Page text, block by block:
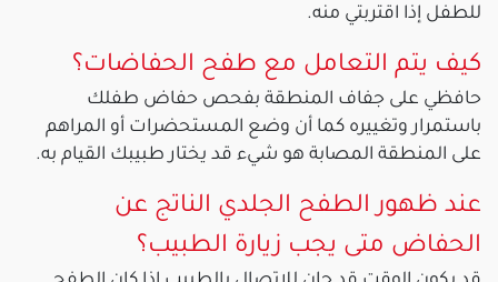
للطفل إذا اقتربتي منه.
كيف يتم التعامل مع طفح الحفاضات؟
حافظي على جفاف المنطقة بفحص حفاض طفلك
باستمرار وتغييره كما أن وضع المستحضرات أو المراهم
على المنطقة المصابة هو شيء قد يختار طبيبك القيام به.
عند ظهور الطفح الجلدي الناتج عن
الحفاض متى يجب زيارة الطبيب؟